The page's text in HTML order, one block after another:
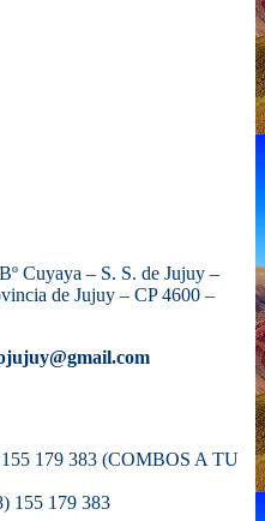
Cuyaya – S. S. de Jujuy –
de Jujuy – CP 4600 –
179 383 (COMBOS A TU
155 179 383